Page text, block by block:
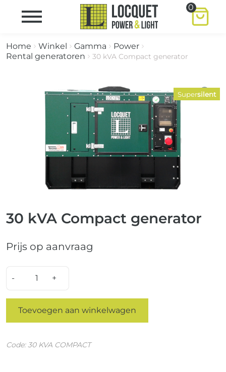
0
Home Winkel Gamma
Power
Rental generatoren
30 kVA Compact generator
Supersilent
30 kVA Compact generator
Prijs op aanvraag
Toevoegen aan winkelwagen
Code: 30 KVA COMPACT